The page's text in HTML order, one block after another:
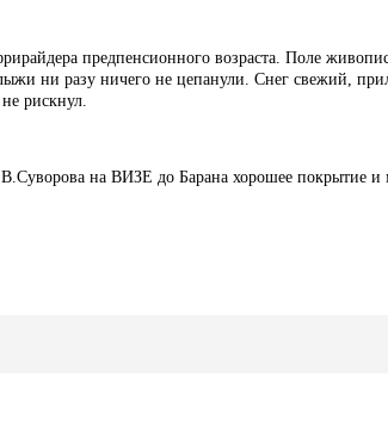
предпенсионного возраста. Поле
ни разу ничего не цепанули. Снег свежий,
рискнул.
на ВИЗЕ до Барана хорошее покрытие и